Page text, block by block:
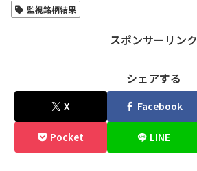
監視銘柄結果
スポンサーリンク
シェアする
X Facebook
Pocket LINE